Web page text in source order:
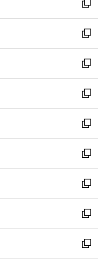
く
で
開
く
い
ウ
ィ
ン
ド
ウ
で
開
く
新
し
い
ウ
ィ
ン
ド
ウ
で
開
く
新
し
い
ウ
ィ
ン
ド
ウ
で
開
く
新
し
い
ウ
ィ
ン
ド
ウ
で
開
く
新
し
い
ウ
ィ
ン
ド
ウ
で
開
く
新
し
い
ウ
ィ
ン
ド
ウ
で
開
新
し
い
ウ
ィ
ン
ド
ウ
新
し
い
ウ
ィ
ン
新
し
い
ウ
新
し